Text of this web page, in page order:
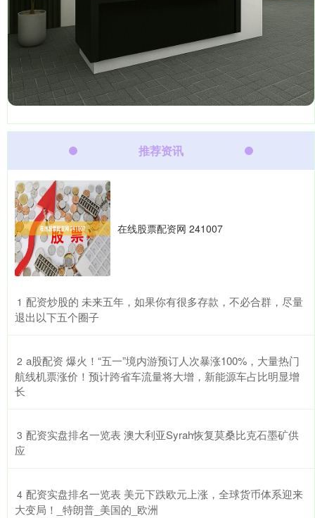
推荐资讯
在线股票配资网 241007
1 ​配资炒股的 未来五年，如果你有很多存款，不必合群，尽量
退出以下五个圈子
2 ​a股配资 爆火！“五一”境内游预订人次暴涨100%，大量热门
航线机票涨价！预计跨省车流量将大增，新能源车占比明显增
长
3 ​配资实盘排名一览表 澳大利亚Syrah恢复莫桑比克石墨矿供
应
4 ​配资实盘排名一览表 美元下跌欧元上涨，全球货币体系迎来
大变局！_特朗普_美国的_欧洲